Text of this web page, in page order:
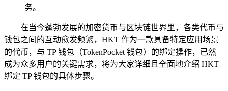
务。
在当今蓬勃发展的加密货币与区块链世界里，各类代币与
钱包之间的互动愈发频繁，HKT 作为一款具备特定应用场景
的代币，与 TP 钱包（TokenPocket 钱包）的绑定操作，已然
成为众多用户的关键需求，将为大家详细且全面地介绍 HKT
绑定 TP 钱包的具体步骤。